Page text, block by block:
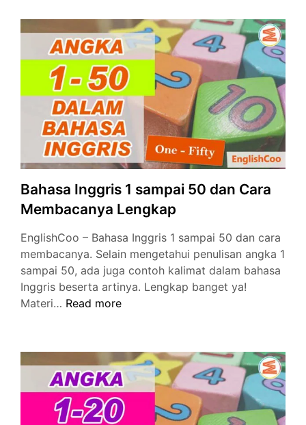
Hari
Wajib
Dihafal
Pemula
Bahasa Inggris 1 sampai 50 dan Cara
Membacanya Lengkap
EnglishCoo – Bahasa Inggris 1 sampai 50 dan cara
membacanya. Selain mengetahui penulisan angka 1
sampai 50, ada juga contoh kalimat dalam bahasa
Inggris beserta artinya. Lengkap banget ya!
Materi… Bahasa
sampai
50
dan
Cara
Membacanya
Read more